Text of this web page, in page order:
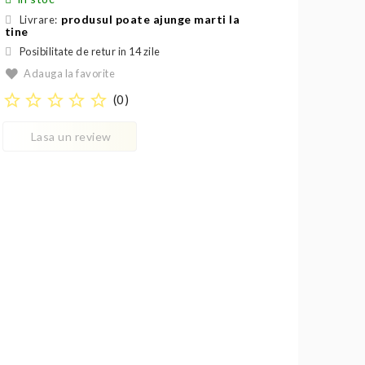
Livrare: produsul poate ajunge marti la
tine
Posibilitate de retur in 14 zile
Adauga la favorite
star_border star_border star_border star_border star_border (0)
Lasa un review